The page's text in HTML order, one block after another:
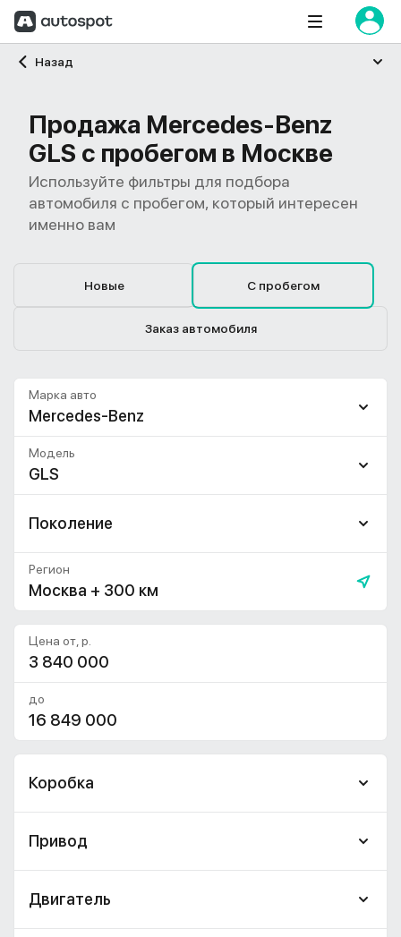
Назад
Главная
Продажа Mercedes-Benz
GLS с пробегом в Москве
Используйте фильтры для подбора
автомобиля с пробегом, который интересен
именно вам
Новые С пробегом
Заказ автомобиля
Mercedes-Benz
Марка авто
GLS
Модель
Поколение
Москва + 300 км
Регион
Цена от, р.
до
Коробка
Привод
Двигатель